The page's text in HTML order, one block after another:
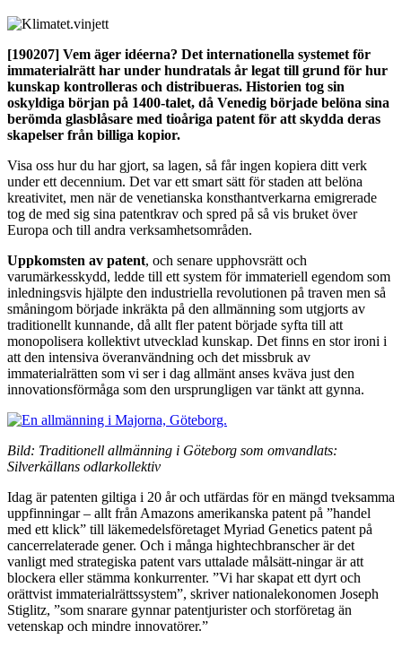
[190207] Vem äger idéerna? Det internationella systemet för
immaterialrätt har under hundratals år legat till grund för hur
kunskap kontrolleras och distribueras. Historien tog sin
oskyldiga början på 1400-talet, då Venedig började belöna sina
berömda glasblåsare med tioåriga patent för att skydda deras
skapelser från billiga kopior.
Visa oss hur du har gjort, sa lagen, så får ingen kopiera ditt verk
under ett decennium. Det var ett smart sätt för staden att belöna
kreativitet, men när de venetianska konsthantverkarna emigrerade
tog de med sig sina patentkrav och spred på så vis bruket över
Europa och till andra verksamhetsområden.
Uppkomsten av patent, och senare upphovsrätt och
varumärkesskydd, ledde till ett system för immateriell egendom som
inledningsvis hjälpte den industriella revolutionen på traven men så
småningom började inkräkta på den allmänning som utgjorts av
traditionellt kunnande, då allt fler patent började syfta till att
monopolisera kollektivt utvecklad kunskap. Det finns en stor ironi i
att den intensiva överanvändning och det missbruk av
immaterialrätten som vi ser i dag allmänt anses kväva just den
innovationsförmåga som den ursprungligen var tänkt att gynna.
Bild: Traditionell allmänning i Göteborg som omvandlats:
Silverkällans odlarkollektiv
Idag är patenten giltiga i 20 år och utfärdas för en mängd tveksamma
uppfinningar – allt från Amazons amerikanska patent på ”handel
med ett klick” till läkemedelsföretaget Myriad Genetics patent på
cancerrelaterade gener. Och i många hightechbranscher är det
vanligt med strategiska patent vars uttalade målsätt-ningar är att
blockera eller stämma konkurrenter. ”Vi har skapat ett dyrt och
orättvist immaterialrättssystem”, skriver nationalekonomen Joseph
Stiglitz, ”som snarare gynnar patentjurister och storföretag än
vetenskap och mindre innovatörer.”